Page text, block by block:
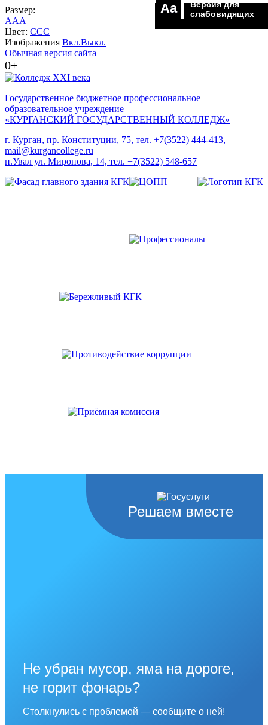
Размер:
AAA
Цвет: CCC
Изображения Вкл.Выкл.
Обычная версия сайта
0+
Aa
Версия для
слабовидящих
Государственное бюджетное профессиональное
образовательное учреждение
«КУРГАНСКИЙ ГОСУДАРСТВЕННЫЙ КОЛЛЕДЖ»
г. Курган, пр. Конституции, 75, тел. +7(3522) 444-413,
mail@kurgancollege.ru
п.Увал ул. Миронова, 14, тел. +7(3522) 548-657
Решаем вместе
Не убран мусор, яма на дороге,
не горит фонарь?
Столкнулись с проблемой — сообщите о ней!